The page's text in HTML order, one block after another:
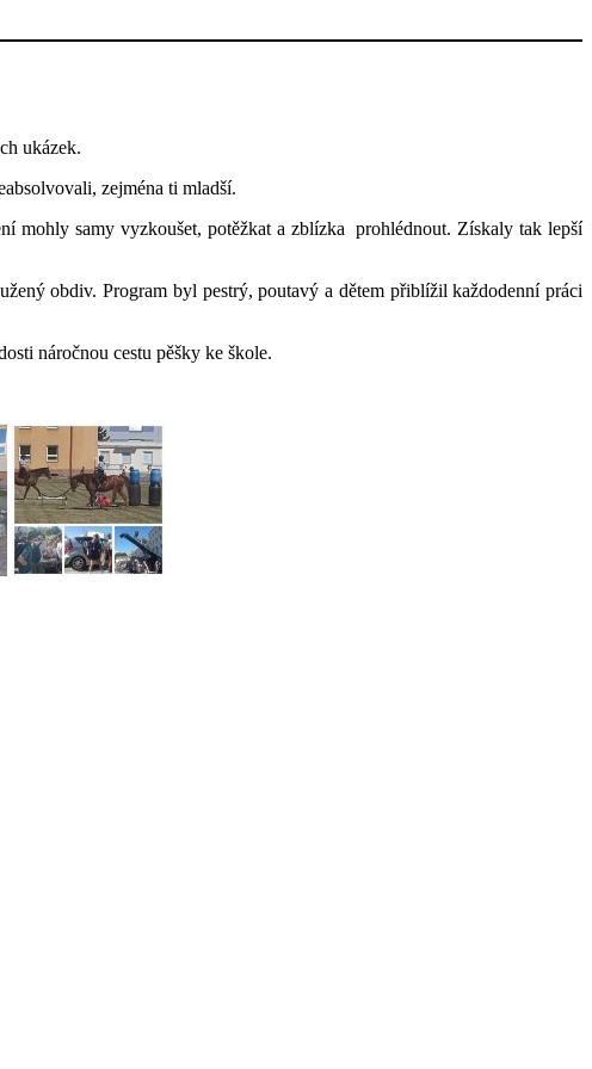
ukázek.
zejména ti mladší.
mohly samy vyzkoušet, potěžkat a zblízka prohlédnout. Získaly tak lepší
obdiv. Program byl pestrý, poutavý a dětem přiblížil každodenní práci
náročnou cestu pěšky ke škole.